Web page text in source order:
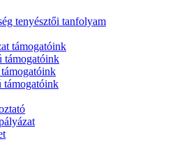
tenyésztői tanfolyam
támogatóink
támogatóink
támogatóink